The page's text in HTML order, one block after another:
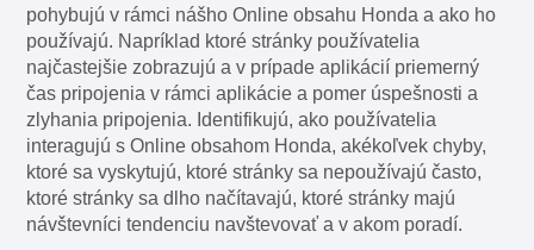
pohybujú v rámci nášho Online obsahu Honda a ako ho
používajú. Napríklad ktoré stránky používatelia
najčastejšie zobrazujú a v prípade aplikácií priemerný
čas pripojenia v rámci aplikácie a pomer úspešnosti a
zlyhania pripojenia. Identifikujú, ako používatelia
interagujú s Online obsahom Honda, akékoľvek chyby,
ktoré sa vyskytujú, ktoré stránky sa nepoužívajú často,
ktoré stránky sa dlho načítavajú, ktoré stránky majú
návštevníci tendenciu navštevovať a v akom poradí.